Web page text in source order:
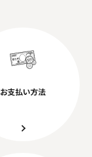
お支払い方法